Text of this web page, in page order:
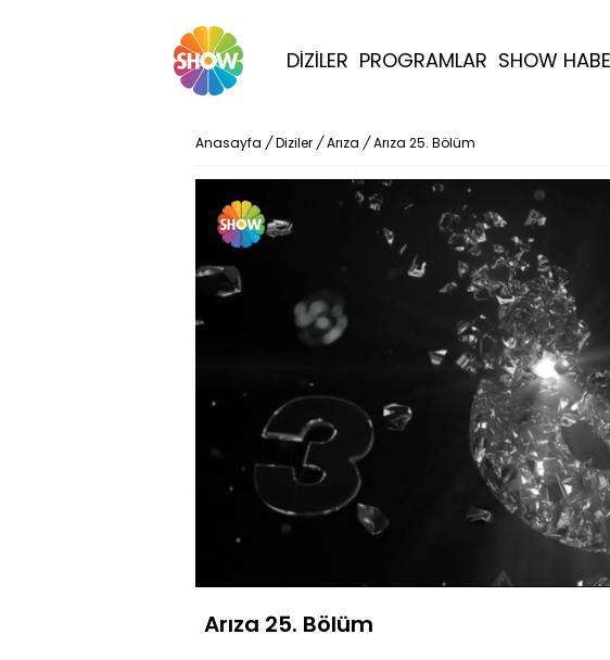
DİZİLER PROGRAMLAR SHOW
Anasayfa / Diziler / Arıza / Arıza 25. Bölüm
0.52%
Arıza 25. Bölüm